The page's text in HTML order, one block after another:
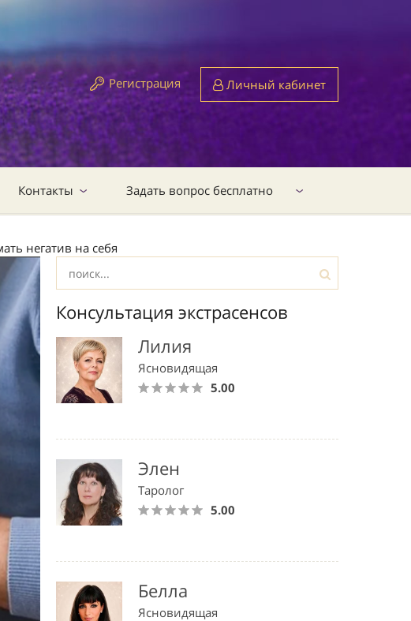
Регистрация Личный кабинет
Контакты Задать вопрос бесплатно
негатив на себя
Консультация экстрасенсов
Лилия
Ясновидящая
5.00
Элен
Таролог
5.00
Белла
Ясновидящая